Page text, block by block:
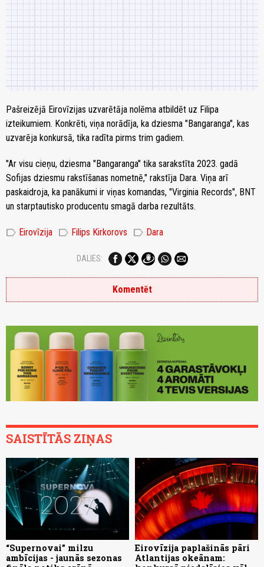
Pašreizējā Eirovīzijas uzvarētāja nolēma atbildēt uz Filipa
izteikumiem. Konkrēti, viņa norādīja, ka dziesma "Bangaranga", kas
uzvarēja konkursā, tika radīta pirms trim gadiem.
"Ar visu cieņu, dziesma "Bangaranga" tika sarakstīta 2023. gadā
Sofijas dziesmu rakstīšanas nometnē," rakstīja Dara. Viņa arī
paskaidroja, ka panākumi ir viņas komandas, "Virginia Records", BNT
un starptautisko producentu smagā darba rezultāts.
label Eirovīzija label Filips Kirkorovs label Dara
DALIES:
Komentēt
SAISTĪTĀS ZIŅAS
“Supernovai” milzu
ambīcijas - jaunās sezonas
Eirovīzija paplašinās pāri
Atlantijas okeānam: